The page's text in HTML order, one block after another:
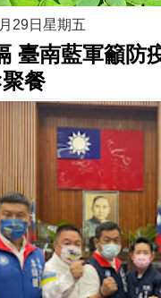
29日星期五
臺南藍軍籲防
餐